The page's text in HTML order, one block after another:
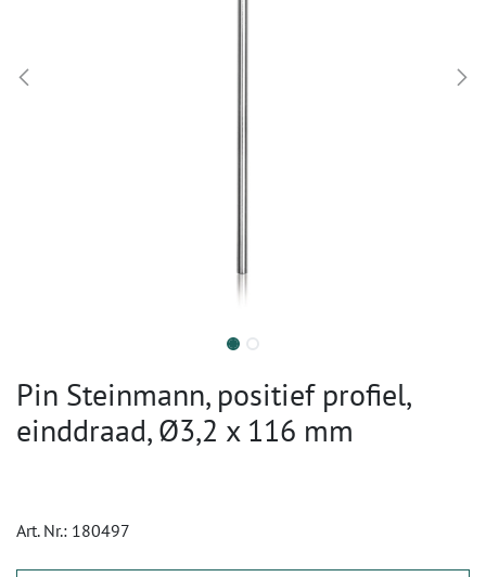
Pin Steinmann, positief profiel,
einddraad, Ø3,2 x 116 mm
Art. Nr.: 180497